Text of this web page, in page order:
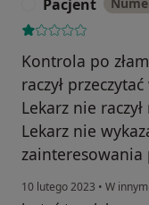
Pacjent
Kontrola po
raczył
Lekarz nie
Lekarz nie
zainteresowania
10 lutego 2023 • W